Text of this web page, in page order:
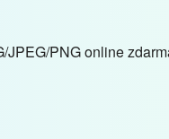
JPEG/PNG online